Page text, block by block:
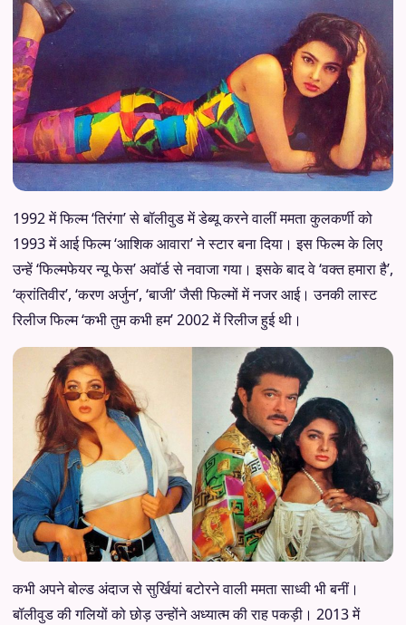
1992 में फिल्म ‘तिरंगा’ से बॉलीवुड में डेब्यू करने वालीं ममता कुलकर्णी को
1993 में आई फिल्म ‘आशिक आवारा’ ने स्टार बना दिया। इस फिल्म के लिए
उन्हें ‘फिल्मफेयर न्यू फेस’ अवॉर्ड से नवाजा गया। इसके बाद वे ‘वक्त हमारा है’,
‘क्रांतिवीर’, ‘करण अर्जुन’, ‘बाजी’ जैसी फिल्मों में नजर आई। उनकी लास्ट
रिलीज फिल्म ‘कभी तुम कभी हम’ 2002 में रिलीज हुई थी।
कभी अपने बोल्ड अंदाज से सुर्खियां बटोरने वाली ममता साध्वी भी बनीं।
बॉलीवुड की गलियों को छोड़ उन्होंने अध्यात्म की राह पकड़ी। 2013 में